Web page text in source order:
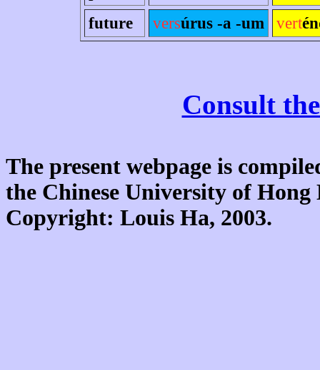
future
versúrus -a -um vert
Consult
The present webpage is
the Chinese University of
Copyright: Louis Ha, 2003.